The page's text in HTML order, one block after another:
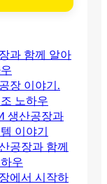
과 함께 알아
장 이야기.
노하우
생산공장과
이야기
공장과 함께
우
에서 시작하